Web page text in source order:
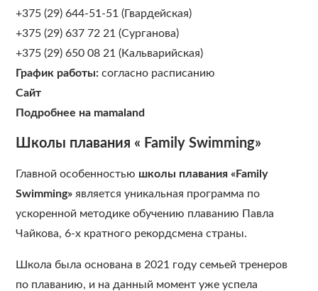
+375 (29) 644-51-51 (Гвардейская)
+375 (29) 637 72 21 (Сурганова)
+375 (29) 650 08 21 (Кальварийская)
График работы: согласно расписанию
Сайт
Подробнее на mamaland
Школы плавания « Family Swimming»
Главной особенностью школы плавания «Family
Swimming» является уникальная программа по
ускоренной методике обучению плаванию Павла
Чайкова, 6-х кратного рекордсмена страны.
Школа была основана в 2021 году семьей тренеров
по плаванию, и на данный момент уже успела